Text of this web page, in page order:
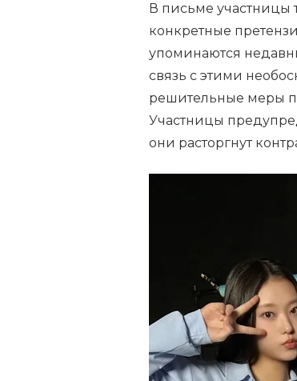
В письме участницы
конкретные
упоминаются
связь с этими
решительные меры
Участницы
они расторгнут